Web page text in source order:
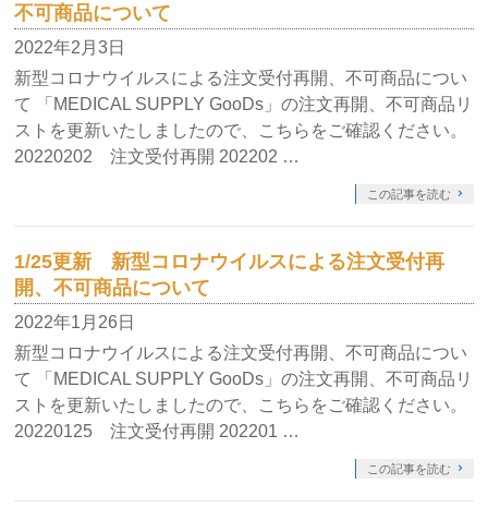
不可商品について
2022年2月3日
新型コロナウイルスによる注文受付再開、不可商品につい
て 「MEDICAL SUPPLY GooDs」の注文再開、不可商品リ
ストを更新いたしましたので、こちらをご確認ください。
20220202 注文受付再開 202202 …
この記事を読む
1/25更新 新型コロナウイルスによる注文受付再
開、不可商品について
2022年1月26日
新型コロナウイルスによる注文受付再開、不可商品につい
て 「MEDICAL SUPPLY GooDs」の注文再開、不可商品リ
ストを更新いたしましたので、こちらをご確認ください。
20220125 注文受付再開 202201 …
この記事を読む